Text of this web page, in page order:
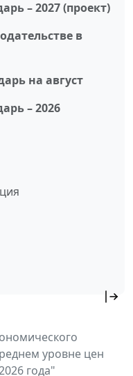
– 2027 (проект)
в
на август
– 2026
уровне цен
года"